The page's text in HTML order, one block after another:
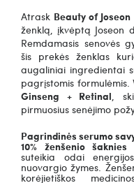
Atrask Beauty of Joseon
ženklą, įkvėptą Joseon
Remdamasis senovės
šis prekės ženklas
augaliniai ingredientai
pagrįstomis formulėmis.
Ginseng + Retinal ,
pirmuosius senėjimo
Pagrindinės serumo
10% ženšenio šaknies
suteikia odai
nuovargio žymes.
korėjietiškos